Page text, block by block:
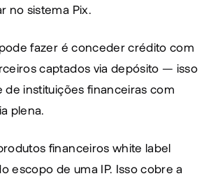
no sistema Pix.
pode fazer é conceder crédito com
captados via depósito — isso
de instituições financeiras com
plena.
financeiros white label
escopo de uma IP. Isso cobre a